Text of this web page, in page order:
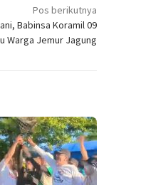
Pos berikutnya
Babinsa Koramil 09
Warga Jemur Jagung